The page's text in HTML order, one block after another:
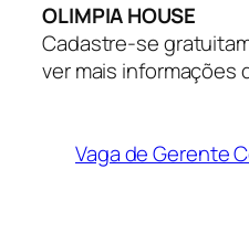
OLIMPIA HOUSE
Cadastre-se
ver mais informações
Vaga de Gerente